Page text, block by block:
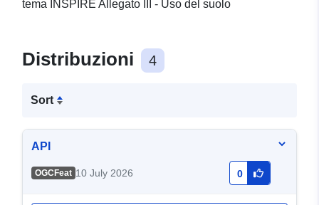
tema INSPIRE Allegato III - Uso del suolo
Distribuzioni 4
Sort
API
OGCFeat 10 July 2026 0